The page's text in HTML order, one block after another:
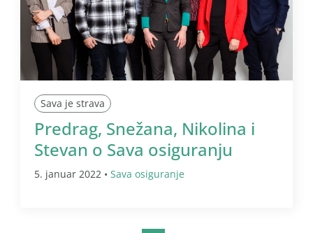
Sava je strava
Predrag, Snežana, Nikolina i
Stevan o Sava osiguranju
5. januar 2022 • Sava osiguranje